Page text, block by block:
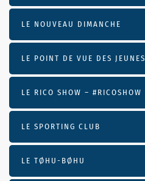
LE NOUVEAU DIMANCHE
LE POINT DE VUE DES JEUNES
LE RICO SHOW – #RICOSHOW
LE SPORTING CLUB
LE TØHU-BØHU